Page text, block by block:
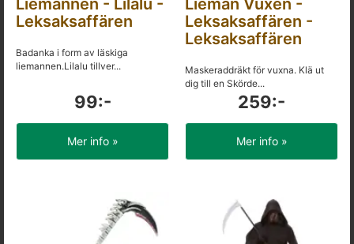
Liemannen - Lilalu -
Leksaksaffären
Badanka i form av läskiga
liemannen.Lilalu tillver...
99:-
Mer info »
Lieman Vuxen -
Leksaksaffären -
Leksaksaffären
Maskeraddräkt för vuxna. Klä ut
dig till en Skörde...
259:-
Mer info »